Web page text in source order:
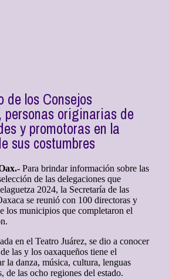
de los Consejos
personas originarias de
y promotoras en la
sus costumbres
Para brindar información sobre las
de las delegaciones que
2024, la Secretaría de las
se reunió con 100 directoras y
los municipios que completaron el
en el Teatro Juárez, se dio a conocer
las y los oaxaqueños tiene el
la danza, música, cultura, lenguas
de las ocho regiones del estado.